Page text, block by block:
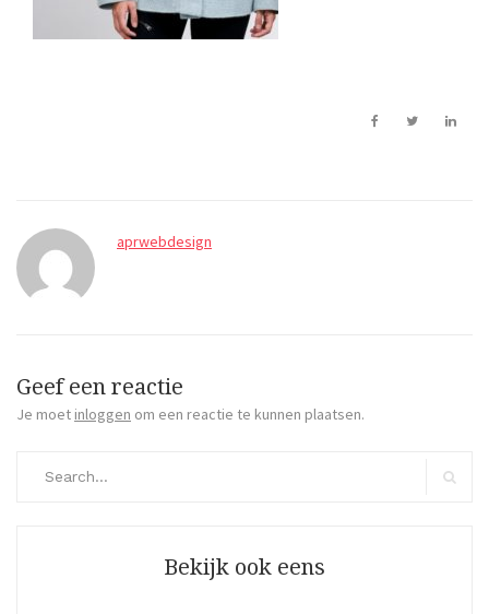
aprwebdesign
Geef een reactie
Je moet inloggen om een reactie te kunnen plaatsen.
Bekijk ook eens